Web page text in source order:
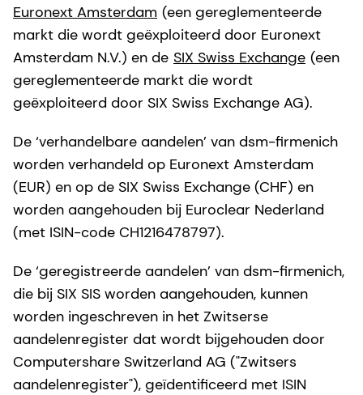
Euronext Amsterdam (een gereglementeerde
markt die wordt geëxploiteerd door Euronext
Amsterdam N.V.) en de SIX Swiss Exchange (een
gereglementeerde markt die wordt
geëxploiteerd door SIX Swiss Exchange AG).
De ‘verhandelbare aandelen’ van dsm-firmenich
worden verhandeld op Euronext Amsterdam
(EUR) en op de SIX Swiss Exchange (CHF) en
worden aangehouden bij Euroclear Nederland
(met ISIN-code CH1216478797).
De ‘geregistreerde aandelen’ van dsm-firmenich,
die bij SIX SIS worden aangehouden, kunnen
worden ingeschreven in het Zwitserse
aandelenregister dat wordt bijgehouden door
Computershare Switzerland AG ("Zwitsers
aandelenregister"), geïdentificeerd met ISIN